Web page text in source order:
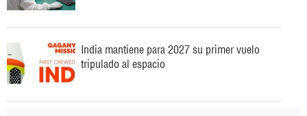
India mantiene para 2027 su primer vuelo
tripulado al espacio